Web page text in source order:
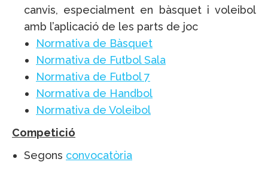
canvis, especialment en bàsquet i voleibol
amb l’aplicació de les parts de joc
Normativa de Bàsquet
Normativa de Futbol Sala
Normativa de Futbol 7
Normativa de Handbol
Normativa de Voleibol
Competició
Segons convocatòria